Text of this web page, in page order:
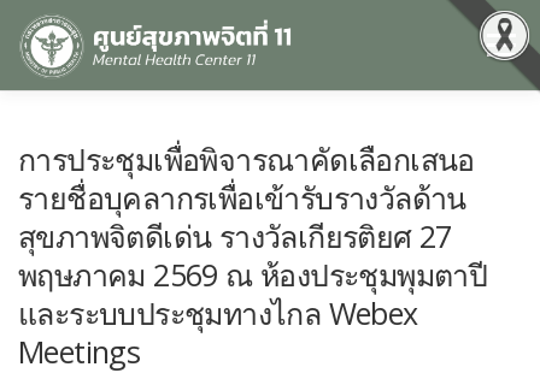
Menu
เกี่ยวกับเรา
ศูนย์ข้อมูลข่าวสาร DATA CATALOG สื่อสุขภาพจิต
คู่มือ สำหรับบุคลากร
การประชุมเพื่อพิจารณาคัดเลือกเสนอ
รายชื่อบุคลากรเพื่อเข้ารับรางวัลด้าน
สุขภาพจิตดีเด่น รางวัลเกียรติยศ 27
พฤษภาคม 2569 ณ ห้องประชุมพุมตาปี
และระบบประชุมทางไกล Webex
Meetings